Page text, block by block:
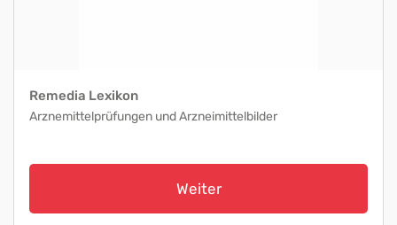
Remedia Lexikon
Arznemittelprüfungen und Arzneimittelbilder
Weiter